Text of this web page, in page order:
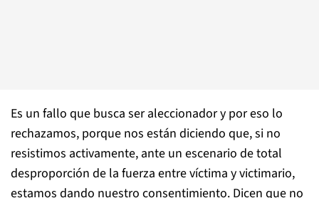
Es un fallo que busca ser aleccionador y por eso lo
rechazamos, porque nos están diciendo que, si no
resistimos activamente, ante un escenario de total
desproporción de la fuerza entre víctima y victimario,
estamos dando nuestro consentimiento. Dicen que no